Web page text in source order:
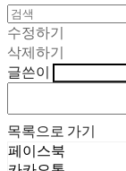
수정하기
삭제하기
글쓴이
목록으로 가기
페이스북